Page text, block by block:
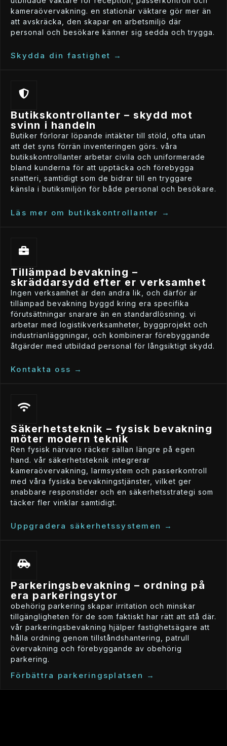
kameraövervakning. en stationär väktare gör mer än
att avskräcka, den skapar en arbetsmiljö där
personal och besökare känner sig sedda och trygga.
skydda din fastighet →
butikskontrollanter – skydd mot
svinn i handeln
butiker förlorar löpande intäkter till stöld, ofta utan
att det syns förrän inventeringen görs. våra
butikskontrollanter arbetar civila och uniformerade
bland kunderna för att upptäcka och förebygga
snatteri, samtidigt som de bidrar till en tryggare
känsla i butiksmiljön för både personal och besökare.
läs mer om butikskontrollanter →
tillämpad bevakning –
skräddarsydd efter er verksamhet
ingen verksamhet är den andra lik, och därför är
tillämpad bevakning byggd kring era specifika
förutsättningar snarare än en standardlösning. vi
arbetar med logistikverksamheter, byggprojekt och
industrianläggningar, och kombinerar förebyggande
åtgärder med utbildad personal för långsiktigt skydd.
kontakta oss →
säkerhetsteknik – fysisk bevakning
möter modern teknik
ren fysisk närvaro räcker sällan längre på egen
hand. vår säkerhetsteknik integrerar
kameraövervakning, larmsystem och passerkontroll
med våra fysiska bevakningstjänster, vilket ger
snabbare responstider och en säkerhetsstrategi som
täcker fler vinklar samtidigt.
uppgradera säkerhetssystemen →
parkeringsbevakning – ordning på
era parkeringsytor
obehörig parkering skapar irritation och minskar
tillgängligheten för de som faktiskt har rätt att stå där.
vår parkeringsbevakning hjälper fastighetsägare att
hålla ordning genom tillståndshantering, patrull
övervakning och förebyggande av obehörig
parkering.
förbättra parkeringsplatsen →